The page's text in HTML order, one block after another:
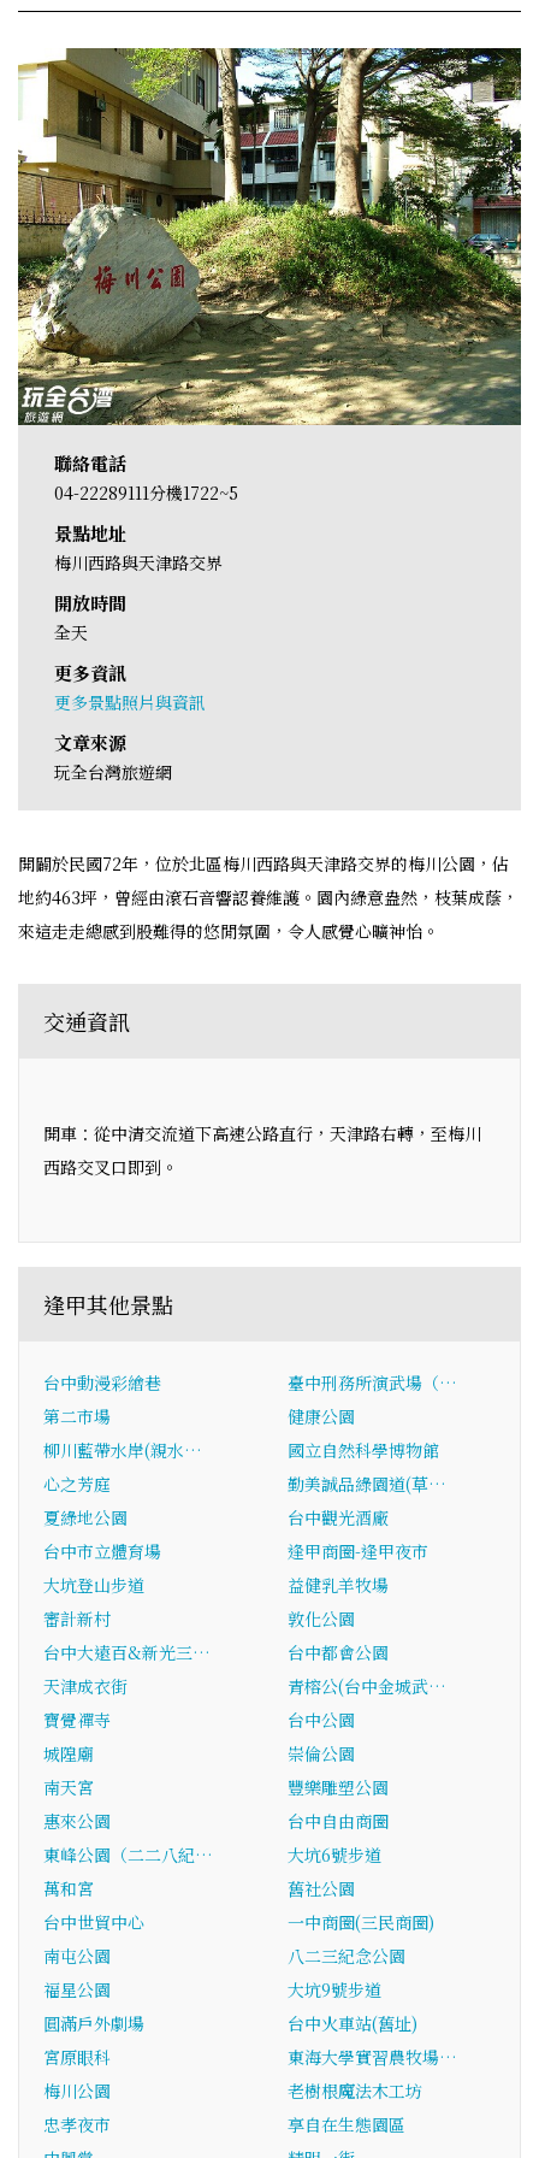
聯絡電話
04-22289111分機1722~5
景點地址
梅川西路與天津路交界
開放時間
全天
更多資訊
更多景點照片與資訊
文章來源
玩全台灣旅遊網
開闢於民國72年，位於北區梅川西路與天津路交界的梅川公園，佔
地約463坪，曾經由滾石音響認養維護。園內綠意盎然，枝葉成蔭，
來這走走總感到股難得的悠閒氛圍，令人感覺心曠神怡。
交通資訊
開車：從中清交流道下高速公路直行，天津路右轉，至梅川
西路交叉口即到。
逢甲其他景點
台中動漫彩繪巷
臺中刑務所演武場（…
第二市場
健康公園
柳川藍帶水岸(親水…
國立自然科學博物館
心之芳庭
勤美誠品綠園道(草…
夏綠地公園
台中觀光酒廠
台中市立體育場
逢甲商圈-逢甲夜市
大坑登山步道
益健乳羊牧場
審計新村
敦化公園
台中大遠百&新光三…
台中都會公園
天津成衣街
青榕公(台中金城武…
寶覺禪寺
台中公園
城隍廟
崇倫公園
南天宮
豐樂雕塑公園
惠來公園
台中自由商圈
東峰公園（二二八紀…
大坑6號步道
萬和宮
舊社公園
台中世貿中心
一中商圈(三民商圈)
南屯公園
八二三紀念公園
福星公園
大坑9號步道
圓滿戶外劇場
台中火車站(舊址)
宮原眼科
東海大學實習農牧場…
梅川公園
老樹根魔法木工坊
忠孝夜市
享自在生態園區